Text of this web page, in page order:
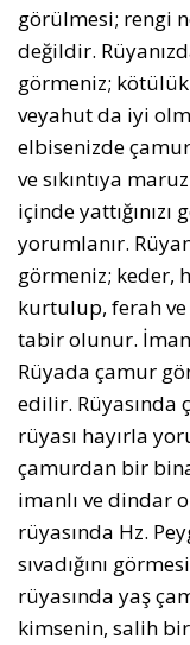
görülmesi; rengi
değildir.
görmeniz; kötülük
veyahut da iyi
elbisenizde
ve sıkıntıya
içinde
yorumlanır.
görmeniz; keder,
kurtulup, ferah ve
tabir olunur.
Rüyada çamur
edilir. Rüyasında
rüyası hayırla
çamurdan bir
imanlı ve dindar
rüyasında Hz.
sıvadığını
rüyasında yaş
kimsenin, salih